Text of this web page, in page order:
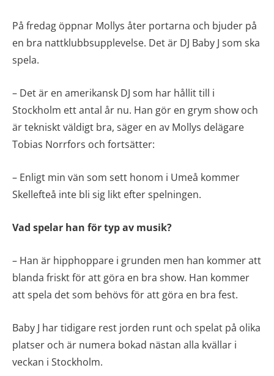
På fredag öppnar Mollys åter portarna och bjuder på
en bra nattklubbsupplevelse. Det är DJ Baby J som ska
spela.
– Det är en amerikansk DJ som har hållit till i
Stockholm ett antal år nu. Han gör en grym show och
är tekniskt väldigt bra, säger en av Mollys delägare
Tobias Norrfors och fortsätter:
– Enligt min vän som sett honom i Umeå kommer
Skellefteå inte bli sig likt efter spelningen.
Vad spelar han för typ av musik?
– Han är hipphoppare i grunden men han kommer att
blanda friskt för att göra en bra show. Han kommer
att spela det som behövs för att göra en bra fest.
Baby J har tidigare rest jorden runt och spelat på olika
platser och är numera bokad nästan alla kvällar i
veckan i Stockholm.